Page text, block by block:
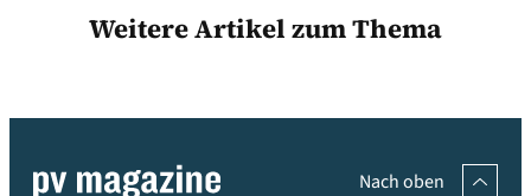
Weitere Artikel zum Thema
Nach oben